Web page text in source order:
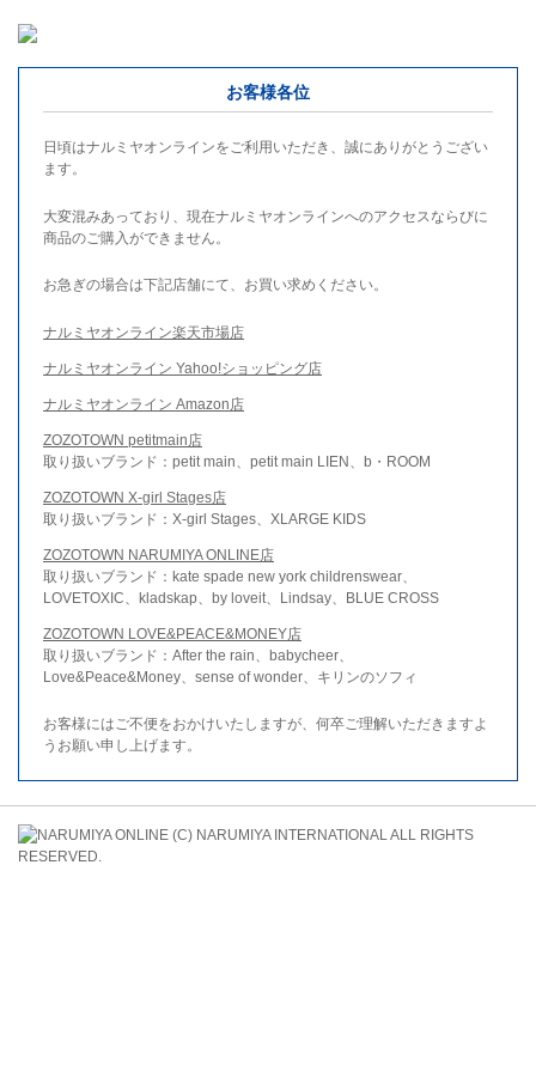
お客様各位
日頃はナルミヤオンラインをご利用いただき、誠にありがとうござい
ます。
大変混みあっており、現在ナルミヤオンラインへのアクセスならびに
商品のご購入ができません。
お急ぎの場合は下記店舗にて、お買い求めください。
ナルミヤオンライン楽天市場店
ナルミヤオンライン Yahoo!ショッピング店
ナルミヤオンライン Amazon店
ZOZOTOWN petitmain店
取り扱いブランド：petit main、petit main LIEN、b・ROOM
ZOZOTOWN X-girl Stages店
取り扱いブランド：X-girl Stages、XLARGE KIDS
ZOZOTOWN NARUMIYA ONLINE店
取り扱いブランド：kate spade new york childrenswear、
LOVETOXIC、kladskap、by loveit、Lindsay、BLUE CROSS
ZOZOTOWN LOVE&PEACE&MONEY店
取り扱いブランド：After the rain、babycheer、
Love&Peace&Money、sense of wonder、キリンのソフィ
お客様にはご不便をおかけいたしますが、何卒ご理解いただきますよ
うお願い申し上げます。